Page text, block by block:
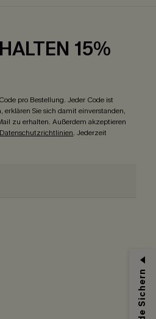
15%
pro Bestellung. Jeder Code ist
erklären Sie sich damit einverstanden,
zu erhalten. Außerdem akzeptieren
Datenschutzrichtlinien. Jederzeit